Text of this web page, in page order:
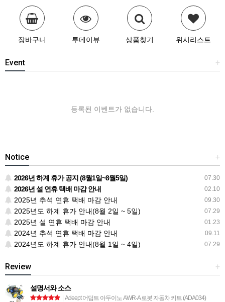
장바구니 투데이뷰 상품찾기 위시리스트
+
Event
등록된 이벤트가 없습니다.
+
Notice
07.30
2026년 하계 휴가 공지 (8월1일~8월5일)
02.10
2026년 설 연휴 택배 마감 안내
09.30
2025년 추석 연휴 택배 마감 안내
07.29
2025년도 하계 휴가 안내(8월 2일 ~ 5일)
01.23
2025년 설 연휴 택배 마감 안내
09.11
2024년 추석 연휴 택배 마감 안내
07.29
2024년도 하계 휴가 안내(8월 1일 ~ 4일)
+
Review
설명서와 소스
Adeept 어딥트 아두이노 AWR-A 로봇 자동차 키트 (ADA034)